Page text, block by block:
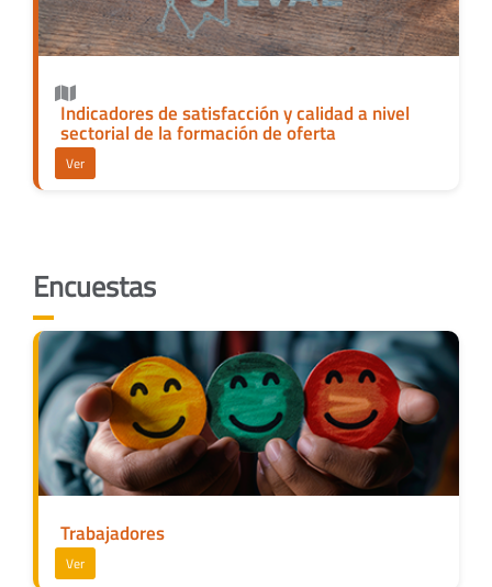
Indicadores de satisfacción y calidad a nivel
sectorial de la formación de oferta
Ver
Encuestas
Trabajadores
Ver